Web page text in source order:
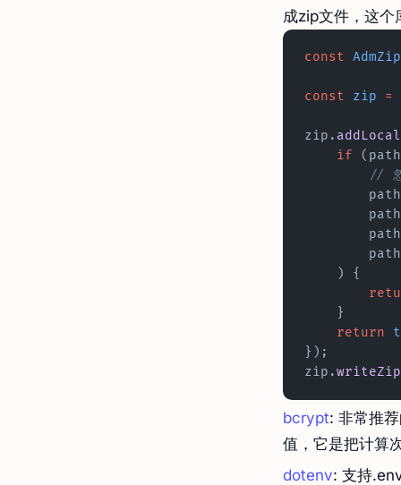
成zip文件，这个
const AdmZip
const zip =
zip.
    if
//
    ) {
    }
    return
});
zip.writeZip
bcrypt: 非常推
值，它是把计算
dotenv: 支持